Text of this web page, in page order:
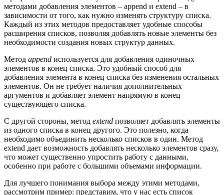
методами добавления элементов – append и extend – в
зависимости от того, как нужно изменять структуру списка.
Каждый из этих методов предоставляет удобные способы
расширения списков, позволяя добавлять новые элементы без
необходимости создания новых структур данных.
Метод append используется для добавления одиночных
элементов в конец списка. Это удобный способ для
добавления элемента в конец списка без изменения остальных
элементов. Он не требует наличия дополнительных
аргументов и добавляет элемент напрямую в конец
существующего списка.
С другой стороны, метод extend позволяет добавлять элементы
из одного списка в конец другого. Это полезно, когда
необходимо объединить несколько списков в один. Метод
extend дает возможность добавлять несколько элементов сразу,
что может существенно упростить работу с данными,
особенно при работе с большими объемами информации.
Для лучшего понимания выбора между этими методами,
рассмотрим пример: представим, что у нас есть список